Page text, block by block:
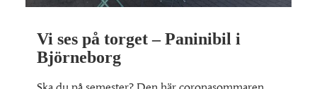
Vi ses på torget – Paninibil i
Björneborg